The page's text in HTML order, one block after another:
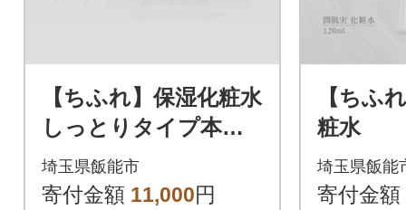
【ちふれ】保湿化粧水
しっとりタイプ本品
+エコな詰替用3個セ
ット
埼玉県飯能市
寄付金額 11,000円
【ちふ
粧水
埼玉県飯能
寄付金額